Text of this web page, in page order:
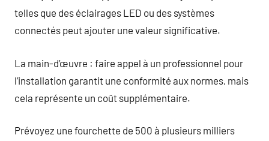
telles que des éclairages LED ou des systèmes
connectés peut ajouter une valeur significative.
La main-d’œuvre : faire appel à un professionnel pour
l’installation garantit une conformité aux normes, mais
cela représente un coût supplémentaire.
Prévoyez une fourchette de 500 à plusieurs milliers